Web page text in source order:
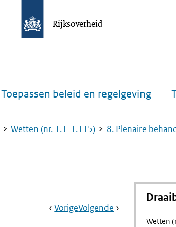
Rijksoverheid
Toepassen beleid en regelgeving
Wetten (nr. 1.1-1.115)
8. Plenaire
Book
Ga
VorigePagina:
Ga
Volgende Pagina:
Wetten